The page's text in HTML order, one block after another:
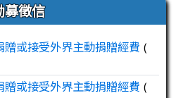
募徵信
贈或接受外界主動捐贈經費 (
贈或接受外界主動捐贈經費 (